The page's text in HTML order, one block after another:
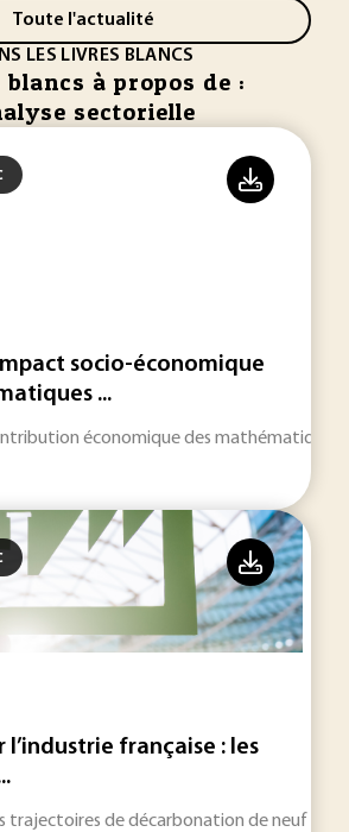
Toute l'actualité
LES LIVRES BLANCS
à propos de :
sectorielle
socio-économique
...
économique des mathématiques
l’industrie française : les
trajectoires de décarbonation de neuf